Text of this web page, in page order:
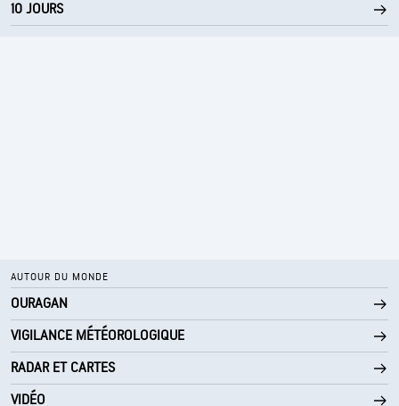
Visibilité 10 mi
10 JOURS
AUTOUR DU MONDE
OURAGAN
VIGILANCE MÉTÉOROLOGIQUE
RADAR ET CARTES
VIDÉO